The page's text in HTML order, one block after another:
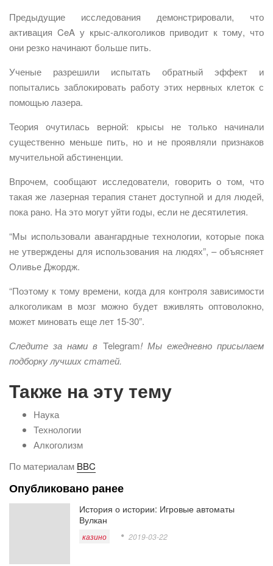
Предыдущие исследования демонстрировали, что
активация CeA у крыс-алкоголиков приводит к тому, что
они резко начинают больше пить.
Ученые разрешили испытать обратный эффект и
попытались заблокировать работу этих нервных клеток с
помощью лазера.
Теория очутилась верной: крысы не только начинали
существенно меньше пить, но и не проявляли признаков
мучительной абстиненции.
Впрочем, сообщают исследователи, говорить о том, что
такая же лазерная терапия станет доступной и для людей,
пока рано. На это могут уйти годы, если не десятилетия.
“Мы использовали авангардные технологии, которые пока
не утверждены для использования на людях”, – объясняет
Оливье Джордж.
“Поэтому к тому времени, когда для контроля зависимости
алкоголикам в мозг можно будет вживлять оптоволокно,
может миновать еще лет 15-30”.
Следите за нами в Telegram! Мы ежедневно присылаем
подборку лучших статей.
Также на эту тему
Наука
Технологии
Алкоголизм
По материалам BBC
Опубликовано ранее
История о истории: Игровые автоматы
Вулкан
казино 2019-03-22